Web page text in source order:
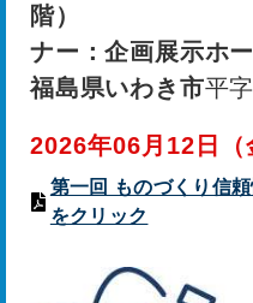
階） ・
ナー：企画展示ホ
福島県いわき市平
2026年06月12日（
第一回 ものづくり信
をクリック